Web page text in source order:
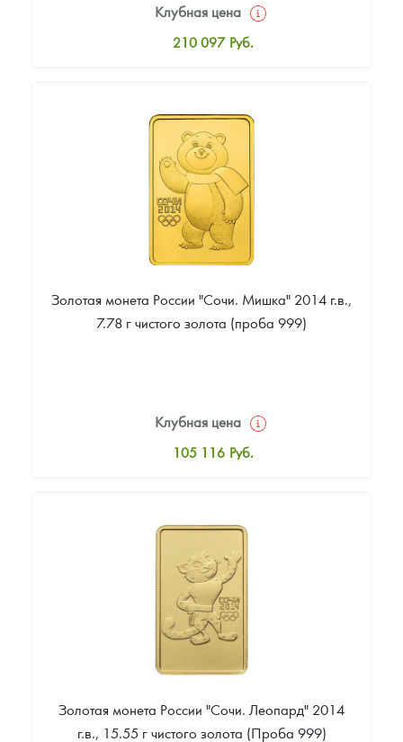
Клубная цена
210 097 Руб.
Цена выкупа
172 912
Золотая монета России "Сочи. Мишка" 2014 г.в.,
7.78 г чистого золота (проба 999)
Клубная цена
105 116 Руб.
Цена выкупа
86 512 Руб.
Золотая монета России "Сочи. Леопард" 2014
г.в., 15.55 г чистого золота (Проба 999)